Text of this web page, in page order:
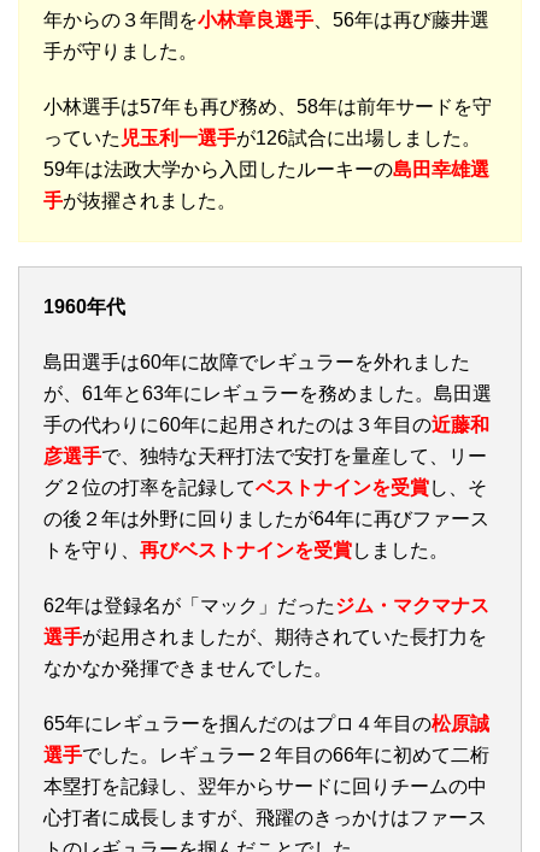
年からの３年間を小林章良選手 、56年は再び藤井選
手が守りました。
小林選手は57年も再び務め、58年は前年サードを守
っていた 児玉利一選手が126試合に出場しました。
59年は法政大学から入団したルーキーの島田幸雄選
手が抜擢されました。
1960年代
島田選手は60年に故障でレギュラーを外れました
が、61年と63年にレギュラーを務めました。島田選
手の代わりに60年に起用されたのは３年目の近藤和
彦選手で、独特な天秤打法で安打を量産して、リー
グ２位の打率を記録してベストナインを受賞し、そ
の後２年は外野に回りましたが64年に再びファース
トを守り、 再びベストナインを受賞しました。
62年は登録名が「マック」だったジム・マクマナス
選手が起用されましたが、期待されていた長打力を
なかなか発揮できませんでした。
65年にレギュラーを掴んだのはプロ４年目の松原誠
選手でした。レギュラー２年目の66年に初めて二桁
本塁打を記録し、翌年からサードに回りチームの中
心打者に成長しますが、飛躍のきっかけはファース